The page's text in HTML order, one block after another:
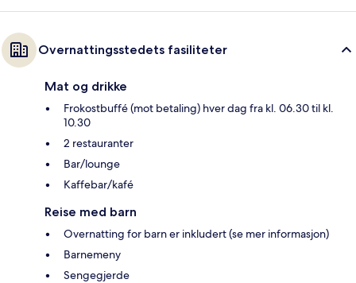
Overnattingsstedets fasiliteter
Mat og drikke
Frokostbuffé (mot betaling) hver dag fra kl. 06.30 til kl.
10.30
2 restauranter
Bar/lounge
Kaffebar/kafé
Reise med barn
Overnatting for barn er inkludert (se mer informasjon)
Barnemeny
Sengegjerde